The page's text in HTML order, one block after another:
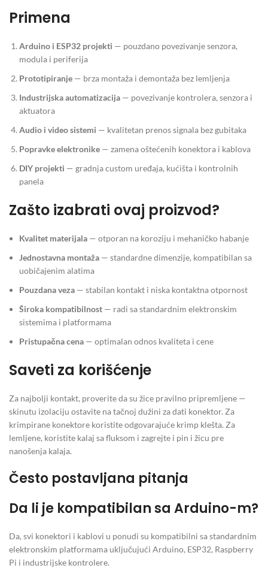
Primena
Arduino i ESP32 projekti — pouzdano povezivanje senzora,
modula i periferija
Prototipiranje — brza montaža i demontaža bez lemljenja
Industrijska automatizacija — povezivanje kontrolera, senzora i
aktuatora
Audio i video sistemi — kvalitetan prenos signala bez gubitaka
Popravke elektronike — zamena oštećenih konektora i kablova
DIY projekti — gradnja custom uređaja, kućišta i kontrolnih
panela
Zašto izabrati ovaj proizvod?
Kvalitet materijala — otporan na koroziju i mehaničko habanje
Jednostavna montaža — standardne dimenzije, kompatibilan sa
uobičajenim alatima
Pouzdana veza — stabilan kontakt i niska kontaktna otpornost
Široka kompatibilnost — radi sa standardnim elektronskim
sistemima i platformama
Pristupačna cena — optimalan odnos kvaliteta i cene
Saveti za korišćenje
Za najbolji kontakt, proverite da su žice pravilno pripremljene —
skinutu izolaciju ostavite na tačnoj dužini za dati konektor. Za
krimpirane konektore koristite odgovarajuće krimp klešta. Za
lemljene, koristite kalaj sa fluksom i zagrejte i pin i žicu pre
nanošenja kalaja.
Često postavljana pitanja
Da li je kompatibilan sa Arduino-m?
Da, svi konektori i kablovi u ponudi su kompatibilni sa standardnim
elektronskim platformama uključujući Arduino, ESP32, Raspberry
Pi i industrijske kontrolere.